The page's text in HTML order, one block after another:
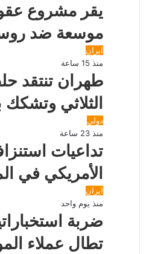
يقر مشروع
موسعة ضد
ايران
منذ 15 ساعة
طهران تنتقد
الثلاثي وتشكك
دولي
منذ 23 ساعة
تداعيات
الأمريكي في
ايران
منذ يوم واحد
ضربة
تطال عملاء